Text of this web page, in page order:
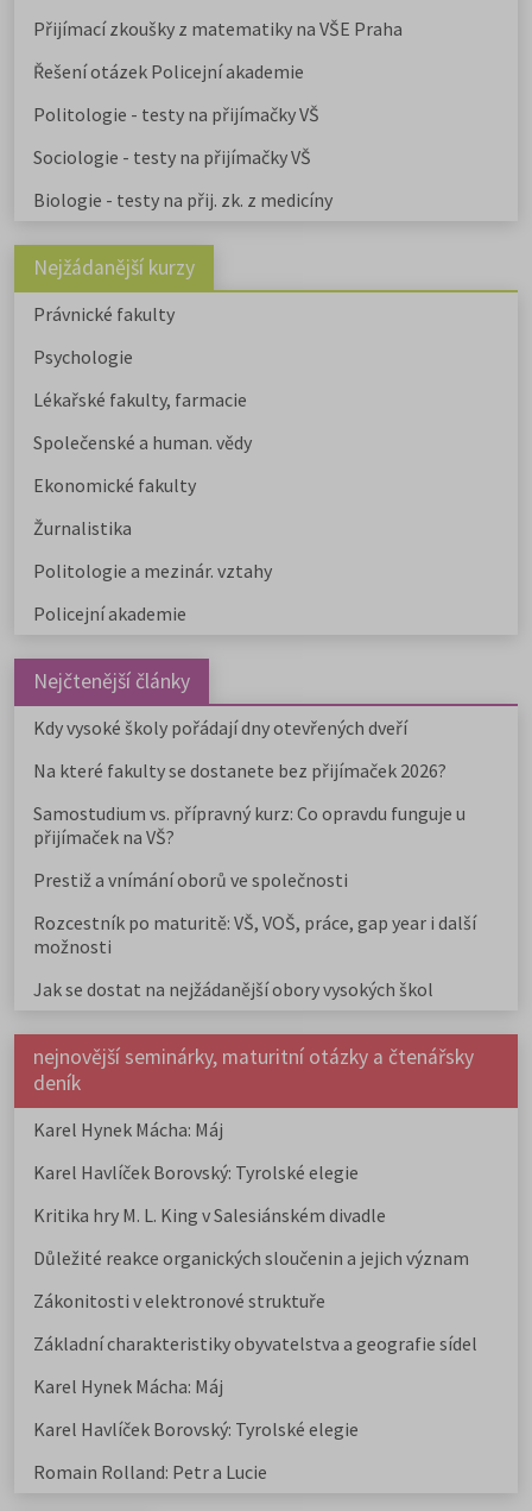
Přijímací zkoušky z matematiky na VŠE Praha
Řešení otázek Policejní akademie
Politologie - testy na přijímačky VŠ
Sociologie - testy na přijímačky VŠ
Biologie - testy na přij. zk. z medicíny
Nejžádanější kurzy
Právnické fakulty
Psychologie
Lékařské fakulty, farmacie
Společenské a human. vědy
Ekonomické fakulty
Žurnalistika
Politologie a mezinár. vztahy
Policejní akademie
Nejčtenější články
Kdy vysoké školy pořádají dny otevřených dveří
Na které fakulty se dostanete bez přijímaček 2026?
Samostudium vs. přípravný kurz: Co opravdu funguje u
přijímaček na VŠ?
Prestiž a vnímání oborů ve společnosti
Rozcestník po maturitě: VŠ, VOŠ, práce, gap year i další
možnosti
Jak se dostat na nejžádanější obory vysokých škol
nejnovější seminárky, maturitní otázky a čtenářsky
deník
Karel Hynek Mácha: Máj
Karel Havlíček Borovský: Tyrolské elegie
Kritika hry M. L. King v Salesiánském divadle
Důležité reakce organických sloučenin a jejich význam
Zákonitosti v elektronové struktuře
Základní charakteristiky obyvatelstva a geografie sídel
Karel Hynek Mácha: Máj
Karel Havlíček Borovský: Tyrolské elegie
Romain Rolland: Petr a Lucie